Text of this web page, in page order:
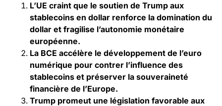
L’UE craint que le soutien de Trump aux
stablecoins en dollar renforce la domination du
dollar et fragilise l’autonomie monétaire
européenne.
La BCE accélère le développement de l’euro
numérique pour contrer l’influence des
stablecoins et préserver la souveraineté
financière de l’Europe.
Trump promeut une législation favorable aux